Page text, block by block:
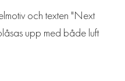
och texten "Next
upp med både luft